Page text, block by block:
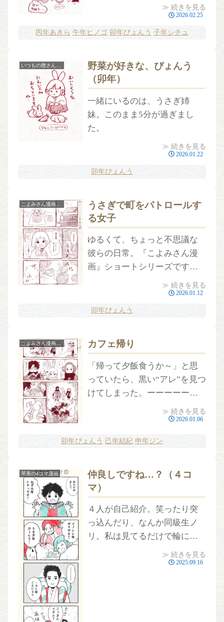
≫ 続きを見る
2026.02.25
丙年あきら 午年ヒノゴ 卯年ぴょんう 子年シチュ
野菜が好きな、ぴょんう
（卯年）
一緒にいるのは、うさぎ姉
妹。このまま5分が過ぎまし
た。
≫ 続きを見る
2026.01.22
卯年ぴょんう
うさぎで町をパトロールす
る女子
ゆるくて、ちょっと不思議な
彼らの日常。『こよみさん漫
画』ショートシリーズです（1
≫ 続きを見る
2026.01.12
卯年ぴょんう
こよみさん漫画［本編］ カフェ帰り
「帰って夕飯食うか～」と思
っていたら、黒い“アレ”を見つ
けてしまった。ーーーーーー
ゆるくて、ちょっと不思議。
『こよみさん漫画』ショート
ので、気軽にどうぞ。暦キャ
届けします。
≫ 続きを見る
2026.01.06
卯年ぴょんう 己年結紀 申年ジン
琴美の4コマ漫画
仲良しですね…？（４コ
マ）
４人が自己紹介。笑ったり突
っ込んだり、なんか同級生ノ
リ。私は見てるだけで輪には
入れないけど、特別なグルー
プに出会った気がする。
≫ 続きを見る
2025.09.16